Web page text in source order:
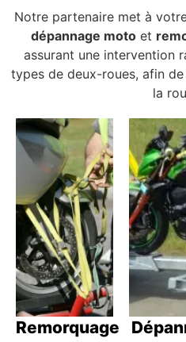
Notre partenaire met à
dépannage motoet
assurant une intervention
types de deux-roues, afin
la
Remorquage